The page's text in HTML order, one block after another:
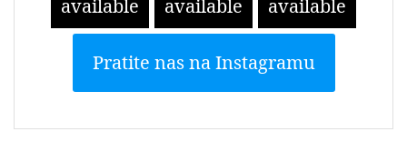
available
available
available
Pratite nas na Instagramu